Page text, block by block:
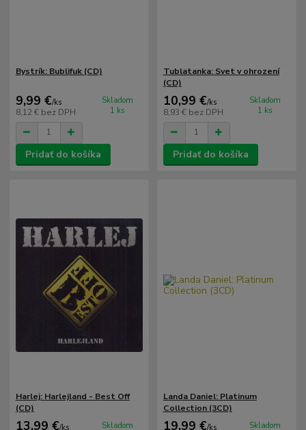
Bystrík: Bublifuk (CD)
9,99 €/ks
8,12 € bez DPH
Skladom
1 ks
Pridať do košíka
Tublatanka: Svet v ohrození
(CD)
10,99 €/ks
8,93 € bez DPH
Skladom
1 ks
Pridať do košíka
Harlej: Harlejland - Best Off
(CD)
13,99 €/ks
Skladom
Landa Daniel: Platinum
Collection (3CD)
19,99 €/ks
Skladom